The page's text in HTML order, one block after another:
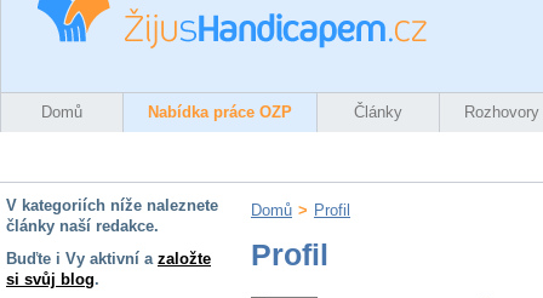
Domů Nabídka práce OZP Články Rozhovory
V kategoriích níže naleznete
články naší redakce.
Buďte i Vy aktivní a založte
si svůj blog.
Domů > Profil
Profil